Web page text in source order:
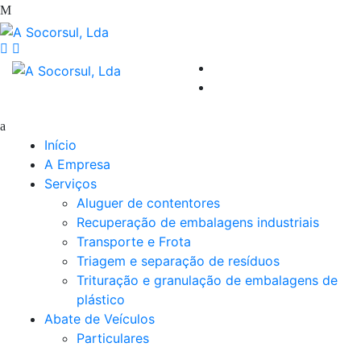
Início
A Empresa
Serviços
Aluguer de contentores
Recuperação de embalagens industriais
Transporte e Frota
Triagem e separação de resíduos
Trituração e granulação de embalagens de
plástico
Abate de Veículos
Particulares